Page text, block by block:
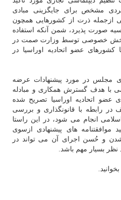
مشخص برای جایگزینی مبادی
ازجمله ذرت از کشورهایی همچون
صورت پذیرد، شمن آنکه استفاده
بخش خصوصی توسط وزارت صمت در
عضو اتحادیه اوراسیا در
مجلس در مورد پیشنهادات عرضه
با هدف گسترش همکاری و مبادله
عضو اتحادیه اوراسیا تصریح شده
در رابطه با قانونگذاری و بررسی
انجام می شود، در این راستا
موافقتنامه های پیشنهادی ازسوی
و حُسن اجرای آن می تواند در
نظر بسیار مهم باشد.